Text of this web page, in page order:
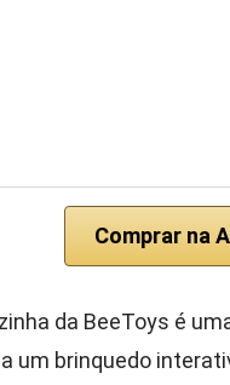
Comprar na
da BeeToys é
um brinquedo